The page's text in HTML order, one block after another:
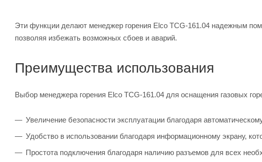
Эти функции делают менеджер горения Elco TCG-161.04 надежным
позволяя избежать возможных сбоев и аварий.
Преимущества использования
Выбор менеджера горения Elco TCG-161.04 для оснащения газовых
Увеличение безопасности эксплуатации благодаря
Удобство в использовании благодаря информационному экрану,
Простота подключения благодаря наличию разъемов для всех